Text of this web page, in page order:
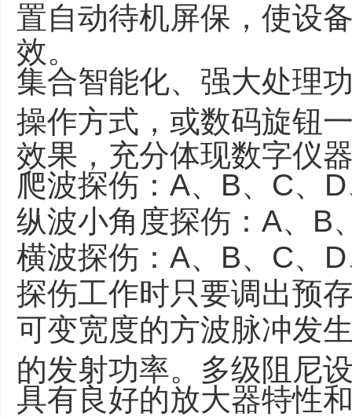
置自动待机屏保，使设
效。
集合智能化、强大处理
操作方式，或数码旋钮
效果，充分体现数字仪
爬波探伤：A、B、C、
纵波小角度探伤：A、B
横波探伤：A、B、C、
探伤工作时只要调出预
可变宽度的方波脉冲发
的发射功率。多级阻尼
具有良好的放大器特性